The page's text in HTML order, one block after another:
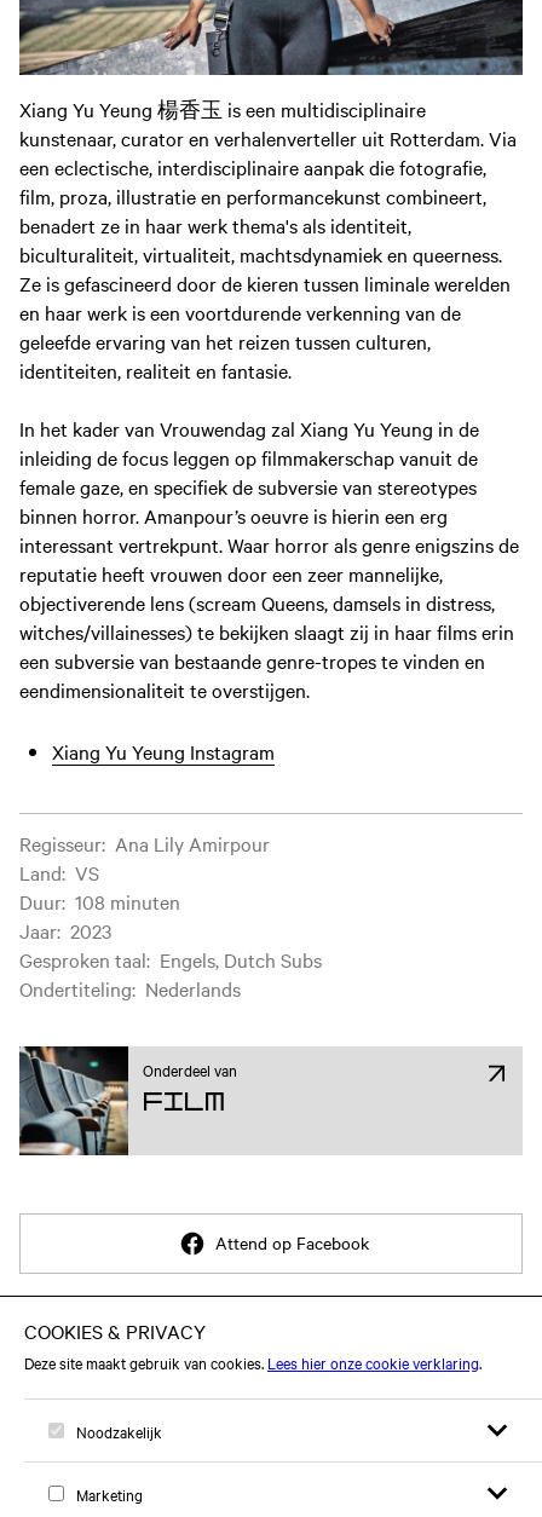
Xiang Yu Yeung 楊香玉 is een multidisciplinaire
kunstenaar, curator en verhalenverteller uit Rotterdam. Via
een eclectische, interdisciplinaire aanpak die fotografie,
film, proza, illustratie en performancekunst combineert,
benadert ze in haar werk thema's als identiteit,
biculturaliteit, virtualiteit, machtsdynamiek en queerness.
Ze is gefascineerd door de kieren tussen liminale werelden
en haar werk is een voortdurende verkenning van de
geleefde ervaring van het reizen tussen culturen,
identiteiten, realiteit en fantasie.
In het kader van Vrouwendag zal Xiang Yu Yeung in de
inleiding de focus leggen op filmmakerschap vanuit de
female gaze, en specifiek de subversie van stereotypes
binnen horror. Amanpour’s oeuvre is hierin een erg
interessant vertrekpunt. Waar horror als genre enigszins de
reputatie heeft vrouwen door een zeer mannelijke,
objectiverende lens (scream Queens, damsels in distress,
witches/villainesses) te bekijken slaagt zij in haar films erin
een subversie van bestaande genre-tropes te vinden en
eendimensionaliteit te overstijgen.
Xiang Yu Yeung Instagram
Filminformatie
Regisseur: Ana Lily Amirpour
Land: VS
Duur: 108 minuten
Jaar: 2023
Gesproken taal: Engels, Dutch Subs
Ondertiteling: Nederlands
Onderdeel van
Film
Attend op Facebook